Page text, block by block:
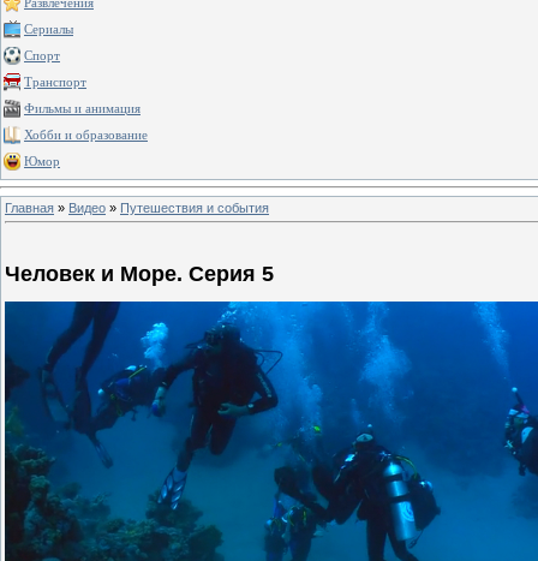
Развлечения
Сериалы
Спорт
Транспорт
Фильмы и анимация
Хобби и образование
Юмор
Главная » Видео » Путешествия и события
Человек и Море. Серия 5